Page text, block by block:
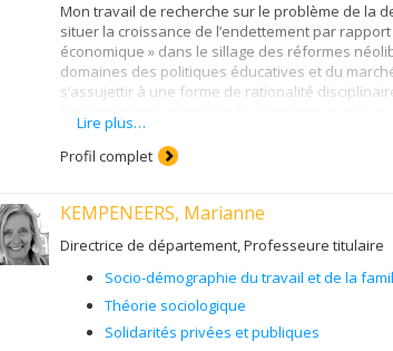
Mon travail de recherche sur le problème de la
situer la croissance de l’endettement par
économique » dans le sillage des réformes
domaines des politiques éducatives et du
s’assujettir à une forme de rationalité
Un second volet, anthropologique, vise à
j’appelle la « morale de la dette », qui tend à
Aristote portent encore la trace, et qui tient la
cadre de ce volet le discours et les stratégies
créanciers et débiteurs, et qui voient dans la
S’impose ainsi, à partir d’un examen
les fondements et les limites de nos
ouvert sur une reconsidération de la monnaie
Lire plus…
Profil complet
KEMPENEERS, Marianne
Directrice de département, Professeure titulaire
Socio-démographie du travail et de la
Théorie sociologique
Solidarités privées et publiques